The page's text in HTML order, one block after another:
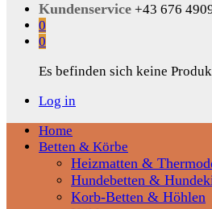
Kundenservice +43 676
0
0
Es befinden sich keine
Log in
Home
Betten & Körbe
Heizmatten &
Hundebetten &
Korb-Betten & Höhlen